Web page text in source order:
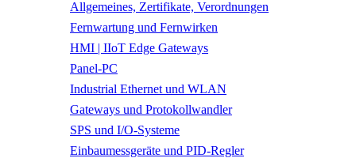
Allgemeines, Zertifikate, Verordnungen
Fernwartung und Fernwirken
HMI | IIoT Edge Gateways
Panel-PC
Industrial Ethernet und WLAN
Gateways und Protokollwandler
SPS und I/O-Systeme
Einbaumessgeräte und PID-Regler